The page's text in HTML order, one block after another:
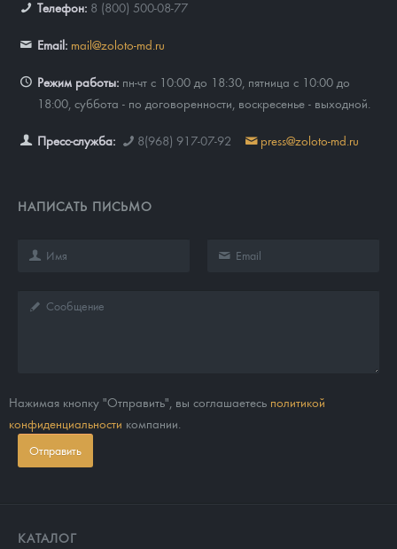
Телефон: 8 (800) 500-08-77
Email: mail@zoloto-md.ru
Режим работы: пн-чт с 10:00 до 18:30, пятница с 10:00 до
18:00, суббота - по договоренности, воскресенье - выходной.
Пресс-служба: 8(968) 917-07-92 press@zoloto-md.ru
НАПИСАТЬ ПИСЬМО
Нажимая кнопку "Отправить", вы соглашаетесь политикой
конфиденциальности компании.
Отправить
КАТАЛОГ